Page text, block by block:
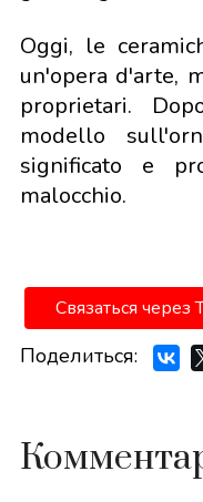
Oggi, le
un'opera d'arte,
proprietari.
modello
significato e
malocchio.
Связаться через
Поделиться: